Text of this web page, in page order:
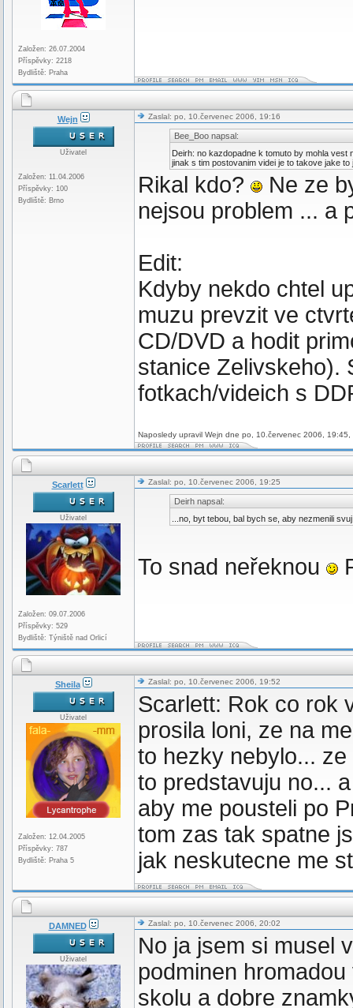
Založen: 26.07.2004
Příspěvky: 2218
Bydliště: Praha
Wejn
Uživatel
Založen: 11.04.2006
Příspěvky: 100
Bydliště: Brno
Zaslal: po, 10.červenec 2006, 19:16
Bee_Boo napsal:
Deirh: no kazdopadne k tomuto by mohla
jinak s tim postovanim videi je to takove jake
Rikal kdo?
Ne ze
nejsou problem ... a
Edit:
Kdyby nekdo chtel
muzu prevzit ve
CD/DVD a hodit
stanice Zelivskeho).
fotkach/videich s
Naposledy upravil Wejn dne po, 10.červenec 2006,
Scarlett
Uživatel
Založen: 09.07.2006
Příspěvky: 529
Bydliště: Týniště nad Orlicí
Zaslal: po, 10.červenec 2006, 19:25
Deirh napsal:
...no, byt tebou, bal bych se, aby nezmenili
To snad neřeknou
Sheila
Uživatel
Založen: 12.04.2005
Příspěvky: 787
Bydliště: Praha 5
Zaslal: po, 10.červenec 2006, 19:52
Scarlett: Rok co rok
prosila loni, ze na
to hezky nebylo...
to predstavuju no...
aby me pousteli po
tom zas tak spatne
jak neskutecne me
DAMNED
Uživatel
Zaslal: po, 10.červenec 2006, 20:02
No ja jsem si musel
podminen
skolu a dobre